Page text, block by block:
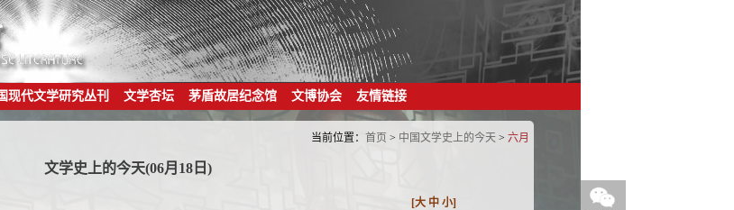
现代文学研究丛刊 文学杏坛 茅盾故居纪念馆 文博协会 友情链接
当前位置： 首页 > 中国文学史上的今天 > 六月
文学史上的今天(06月18日)
[大 中 小]